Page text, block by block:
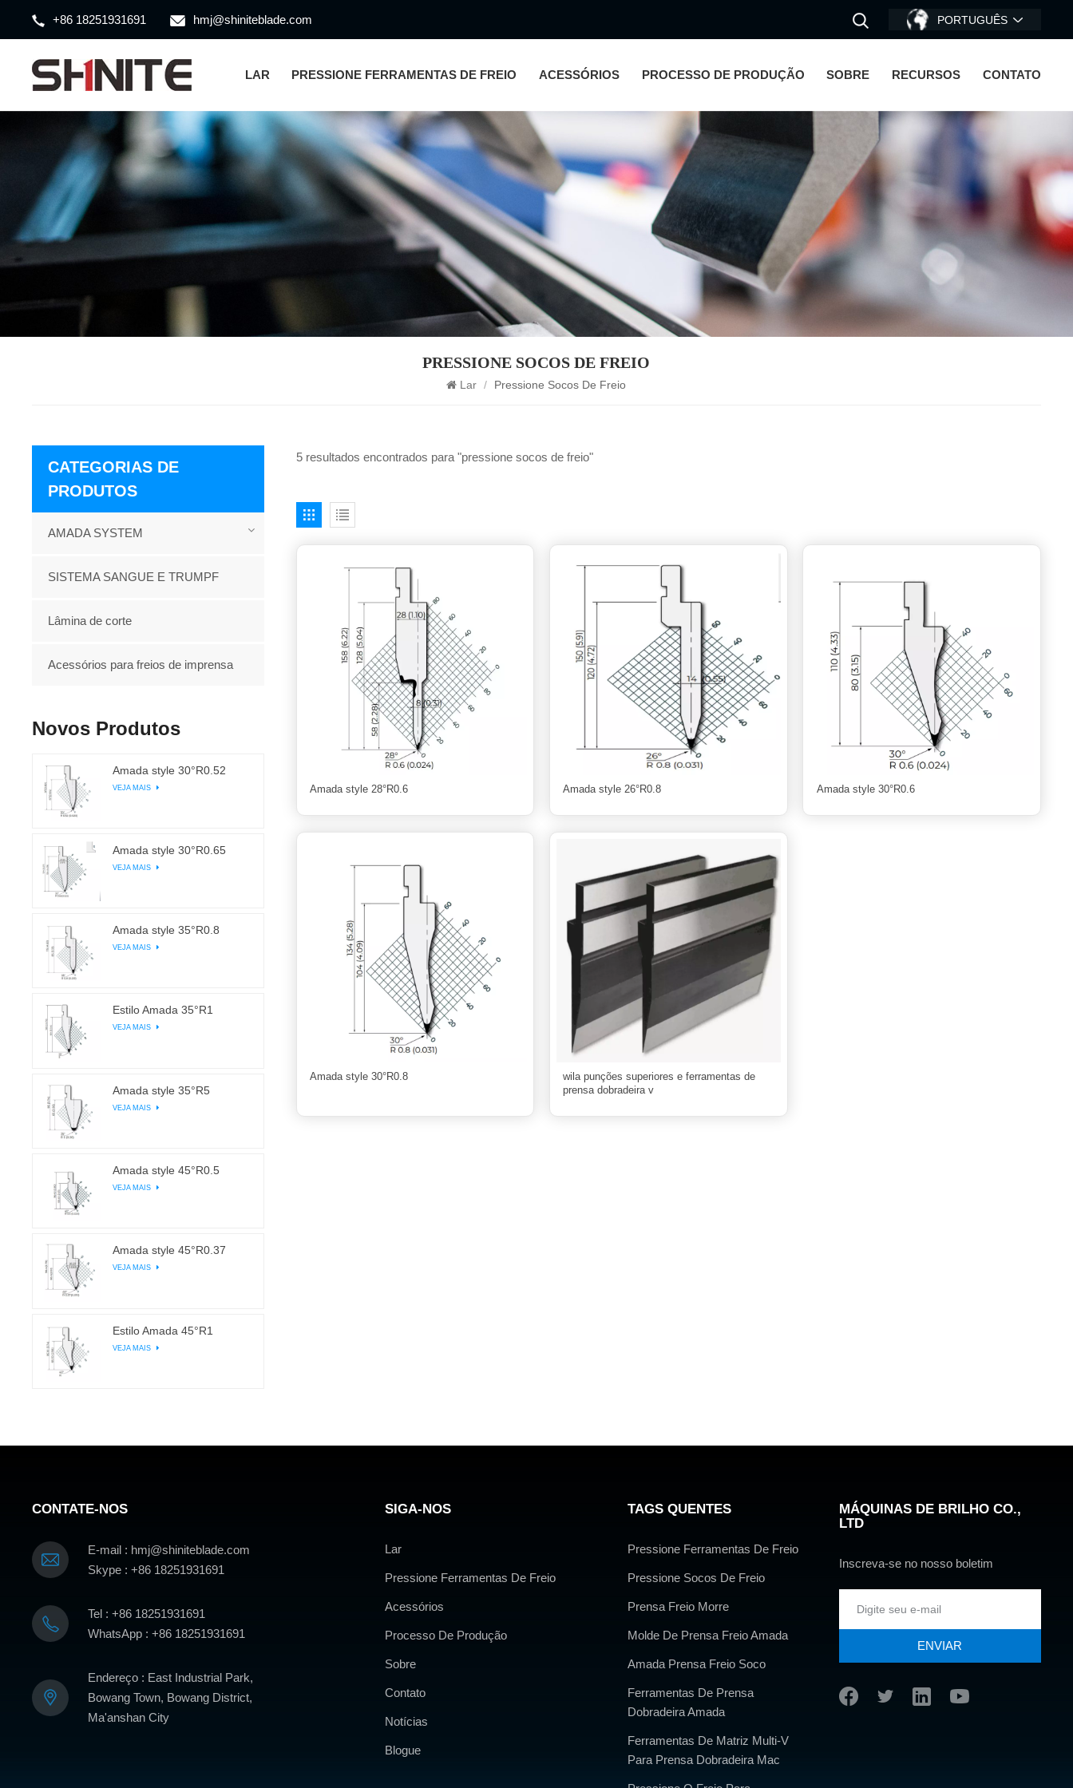
+86 18251931691 hmj@shiniteblade.com PORTUGUÊS
LAR PRESSIONE FERRAMENTAS DE FREIO ACESSÓRIOS PROCESSO DE PRODUÇÃO SOBRE RECURSOS CONTATO
PRESSIONE SOCOS DE FREIO
Lar / Pressione Socos De Freio
5 resultados encontrados para "pressione socos de freio"
Amada style 28°R0.6 Amada style 26°R0.8 Amada style 30°R0.6
Amada style 30°R0.8
wila punções superiores e ferramentas de
prensa dobradeira v
CATEGORIAS DE
PRODUTOS
AMADA SYSTEM
SISTEMA SANGUE E TRUMPF
Lâmina de corte
Acessórios para freios de imprensa
Novos Produtos
Amada style 30°R0.52
VEJA MAIS
Amada style 30°R0.65
VEJA MAIS
Amada style 35°R0.8
VEJA MAIS
Estilo Amada 35°R1
VEJA MAIS
Amada style 35°R5
VEJA MAIS
Amada style 45°R0.5
VEJA MAIS
Amada style 45°R0.37
VEJA MAIS
Estilo Amada 45°R1
VEJA MAIS
CONTATE-NOS
E-mail : hmj@shiniteblade.com
Skype : +86 18251931691
Tel : +86 18251931691
WhatsApp : +86 18251931691
Endereço : East Industrial Park,
Bowang Town, Bowang District,
Ma'anshan City
SIGA-NOS
Lar
Pressione Ferramentas De Freio
Acessórios
Processo De Produção
Sobre
Contato
Notícias
Blogue
TAGS QUENTES
Pressione Ferramentas De Freio
Pressione Socos De Freio
Prensa Freio Morre
Molde De Prensa Freio Amada
Amada Prensa Freio Soco
Ferramentas De Prensa
Dobradeira Amada
Ferramentas De Matriz Multi-V
Para Prensa Dobradeira Mac
MÁQUINAS DE BRILHO CO.,
LTD
Inscreva-se no nosso boletim
ENVIAR